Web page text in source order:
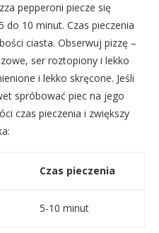
pepperoni piecze się
do 10 minut. Czas pieczenia
ciasta. Obserwuj pizzę –
ser roztopiony i lekko
i lekko skręcone. Jeśli
spróbować piec na jego
czas pieczenia i zwiększy
Czas pieczenia
5-10 minut